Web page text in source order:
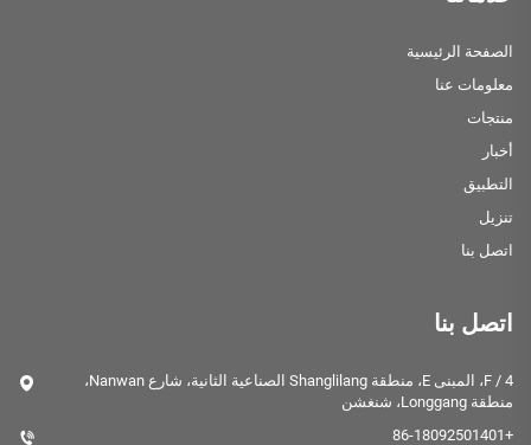
الصفحة الرئيسية
معلومات عنا
منتجات
أخبار
التطبيق
تنزيل
اتصل بنا
اتصل بنا
4 / F، المبنى E، منطقة Shanglilang الصناعية الثانية، شارع Nanwan،
منطقة Longgang، شنغشن
+86-18092501401